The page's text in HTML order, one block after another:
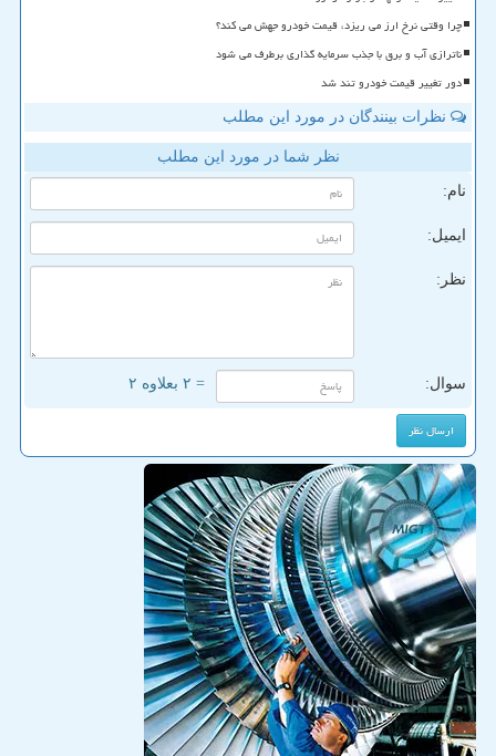
چرا وقتی نرخ ارز می ریزد، قیمت خودرو جهش می کند؟
ناترازی آب و برق با جذب سرمایه گذاری برطرف می شود
دور تغییر قیمت خودرو تند شد
نظرات بینندگان در مورد این مطلب
نظر شما در مورد این مطلب
نام:
ایمیل:
نظر:
سوال: = ۲ بعلاوه ۲